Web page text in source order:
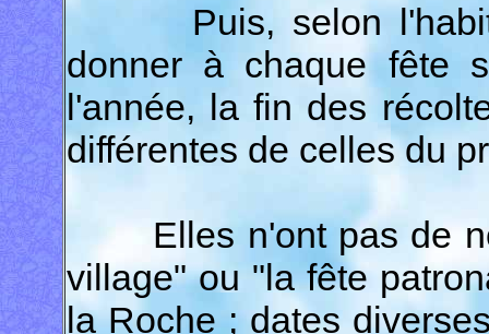
Puis, selon
donner à chaque fête
l'année, la fin des
différentes de celles du
Elles n'ont pas de
village" ou "la fête
la Roche ; dates